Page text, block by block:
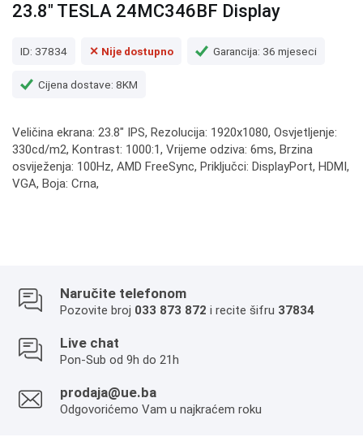
23.8" TESLA 24MC346BF Display
ID: 37834 ✕ Nije dostupno Garancija: 36 mjeseci
Cijena dostave: 8KM
Veličina ekrana: 23.8" IPS, Rezolucija: 1920x1080, Osvjetljenje:
330cd/m2, Kontrast: 1000:1, Vrijeme odziva: 6ms, Brzina
osviježenja: 100Hz, AMD FreeSync, Priključci: DisplayPort, HDMI,
VGA, Boja: Crna,
Naručite telefonom
Pozovite broj 033 873 872 i recite šifru 37834
Live chat
Pon-Sub od 9h do 21h
prodaja@ue.ba
Odgovorićemo Vam u najkraćem roku